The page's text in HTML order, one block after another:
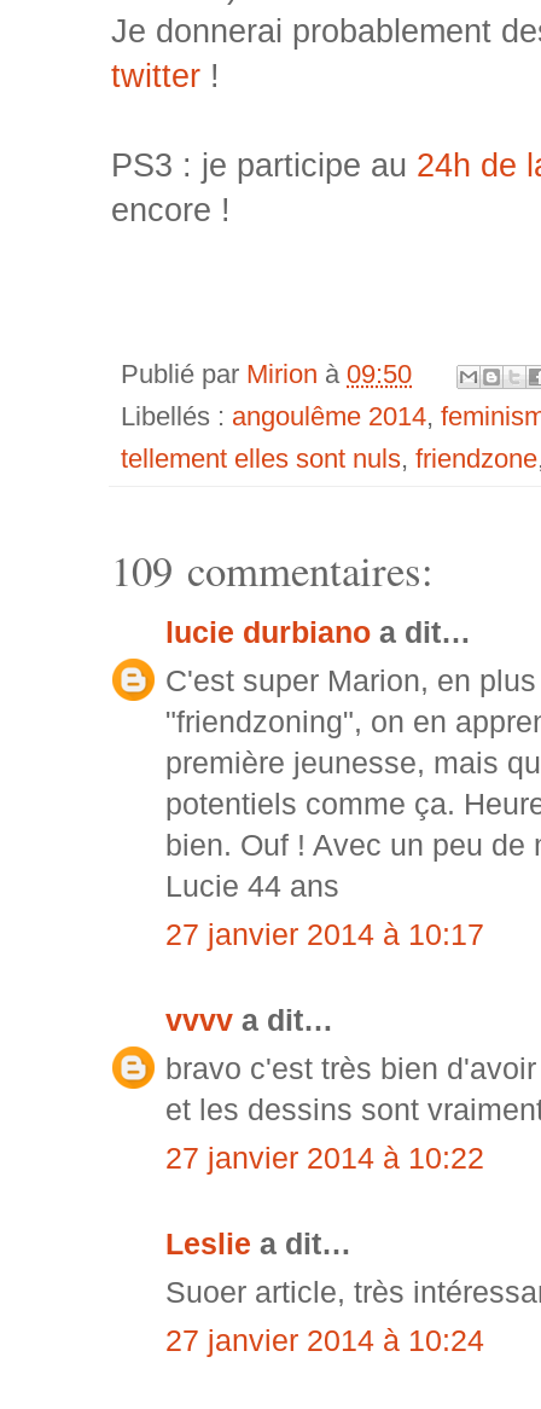
Je donnerai probablement
twitter !
PS3 : je participe au 24h de
encore !
Publié par Mirion à 09:50
Libellés : angoulême 2014,
tellement elles sont nuls, friendzone
109 commentaires:
lucie durbiano a dit…
C'est super Marion, en
"friendzoning", on en
première jeunesse, mais
potentiels comme ça.
bien. Ouf ! Avec un peu
Lucie 44 ans
27 janvier 2014 à 10:17
vvvv a dit…
bravo c'est très bien
et les dessins sont
27 janvier 2014 à 10:22
Leslie a dit…
Suoer article, très
27 janvier 2014 à 10:24